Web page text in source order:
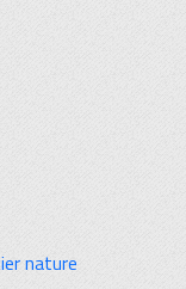
nature